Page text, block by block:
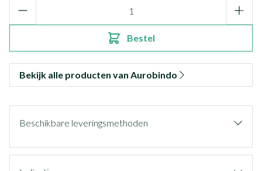
Bestel
Bekijk alle producten van Aurobindo
Beschikbare leveringsmethoden